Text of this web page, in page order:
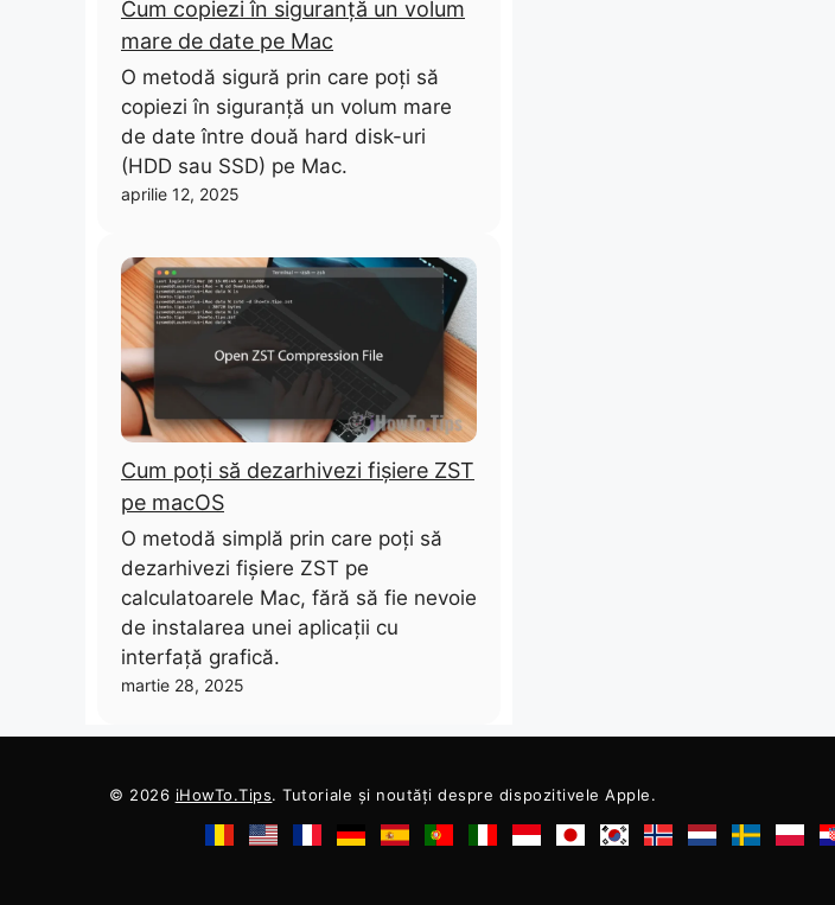
Cum copiezi în siguranță un volum
mare de date pe Mac
O metodă sigură prin care poți să
copiezi în siguranță un volum mare
de date între două hard disk-uri
(HDD sau SSD) pe Mac.
aprilie 12, 2025
Cum poți să dezarhivezi fișiere ZST
pe macOS
O metodă simplă prin care poți să
dezarhivezi fișiere ZST pe
calculatoarele Mac, fără să fie nevoie
de instalarea unei aplicații cu
interfață grafică.
martie 28, 2025
© 2026 iHowTo.Tips. Tutoriale și noutăți despre dispozitivele Apple.